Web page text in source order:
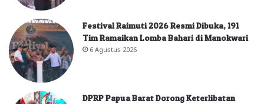
Festival Raimuti 2026 Resmi Dibuka, 191
Tim Ramaikan Lomba Bahari di Manokwari
6 Agustus 2026
DPRP Papua Barat Dorong Keterlibatan